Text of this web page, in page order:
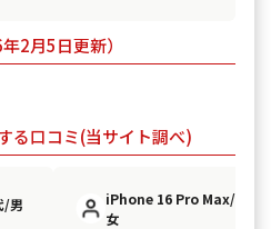
2月5日更新）
る口コミ(当サイト調べ)
/男
iPhone 16 Pro Max/40代/
女